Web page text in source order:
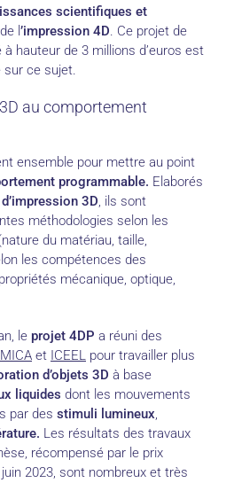
scientifiques et
l ’impression 4D. Ce projet de
hauteur de 3 millions d’euros est
sur ce sujet.
au comportement
ensemble pour mettre au point
programmable. Elaborés
3D, ils sont
méthodologies selon les
du matériau, taille,
les compétences des
mécanique, optique,
le projet 4DP a réuni des
et ICEEL pour travailler plus
d’objets 3D à base
liquides dont les mouvements
par des stimuli lumineux,
Les résultats des travaux
récompensé par le prix
2023, sont nombreux et très